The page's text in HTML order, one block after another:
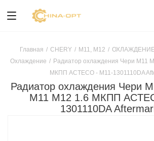
Главная / CHERY / M11, M12 /
Охлаждение / Радиатор охлаждения Чери М11
МКПП ACTECO - M11-1301110DA
Радиатор охлаждения Чери
M11 M12 1.6 МКПП
1301110DA